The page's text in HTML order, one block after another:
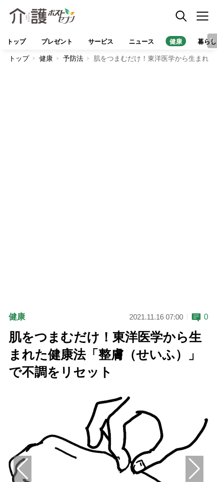
トップ プレゼント サービス ニュース 健康 暮らし
トップ 健康 予防法 肌をつまむだけ！東洋医学から生まれ
健康 2021.11.16 07:00 0
肌をつまむだけ！東洋医学から生
まれた健康法「整膚（せいふ）」
で不調をリセット